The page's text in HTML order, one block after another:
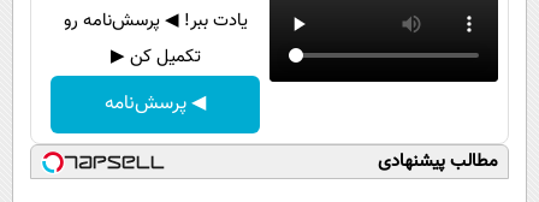
یادت ببر! ◀ پرسش‌نامه رو
تکمیل کن ▶
◀ پرسش‌نامه
مطالب پیشنهادی